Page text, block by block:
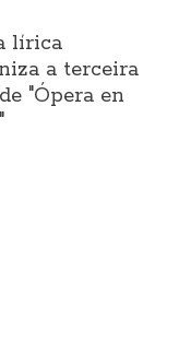
lírica
a terceira
"Ópera en